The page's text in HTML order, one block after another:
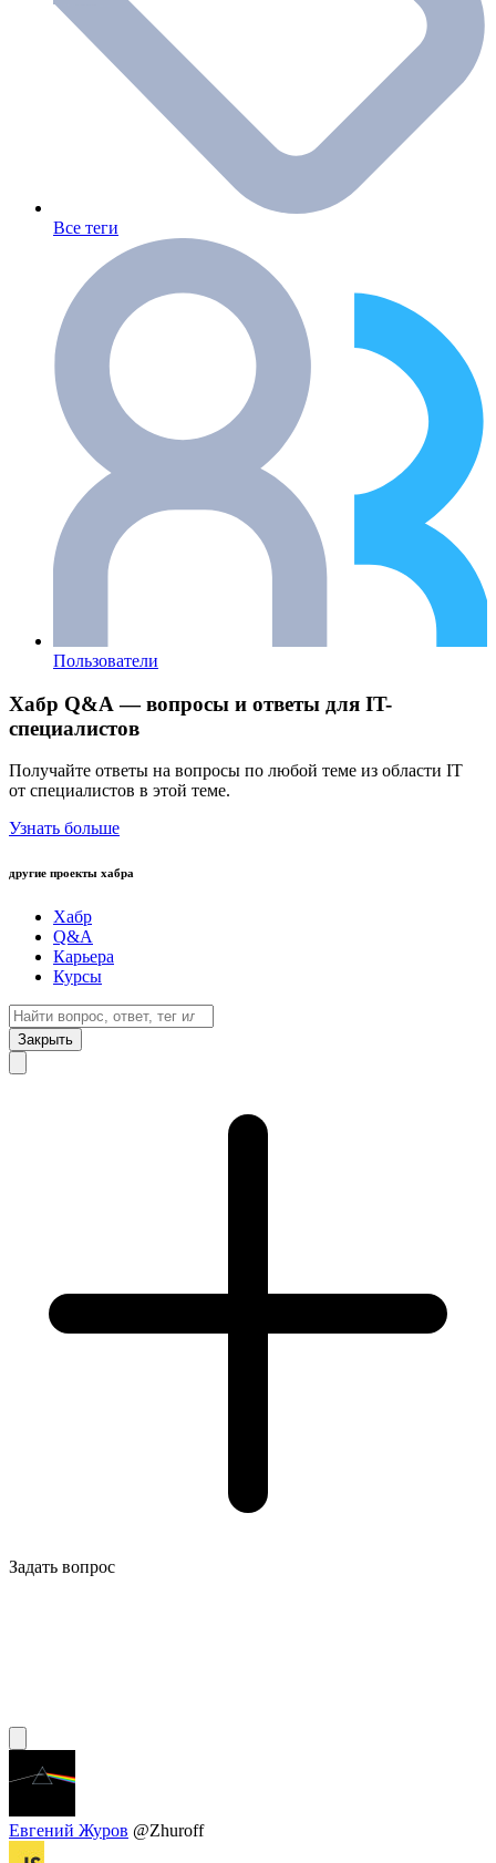
Все теги
Пользователи
Хабр Q&A — вопросы и ответы для IT-
специалистов
Получайте ответы на вопросы по любой теме из области IT
от специалистов в этой теме.
Узнать больше
другие проекты хабра
Хабр
Q&A
Карьера
Курсы
Закрыть
Задать вопрос
Евгений Журов @Zhuroff